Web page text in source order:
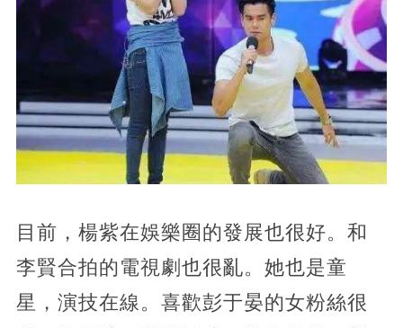
目前，楊紫在娛樂圈的發展也很好。和
李賢合拍的電視劇也很亂。她也是童
星，演技在線。喜歡彭于晏的女粉絲很